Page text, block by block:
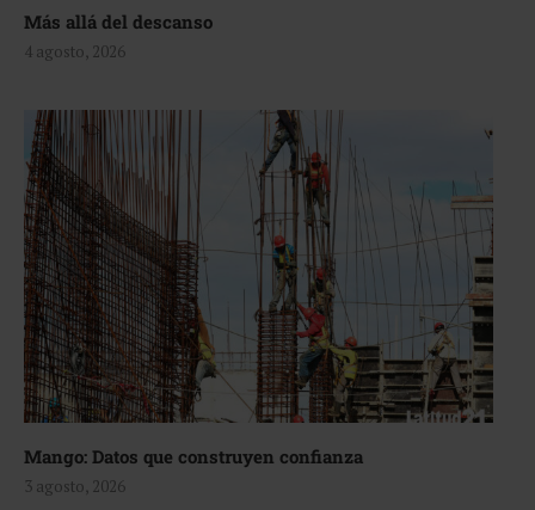
Más allá del descanso
4 agosto, 2026
Mango: Datos que construyen confianza
3 agosto, 2026